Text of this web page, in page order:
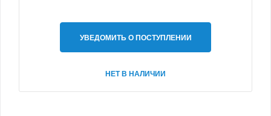
УВЕДОМИТЬ О ПОСТУПЛЕНИИ
НЕТ В НАЛИЧИИ